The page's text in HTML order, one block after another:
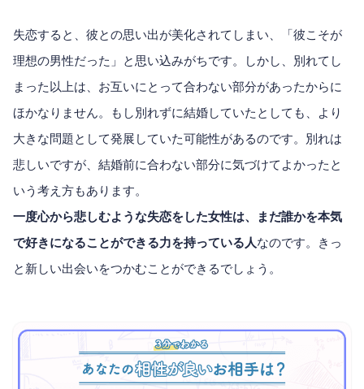
失恋すると、彼との思い出が美化されてしまい、「彼こそが
理想の男性だった」と思い込みがちです。しかし、別れてし
まった以上は、お互いにとって合わない部分があったからに
ほかなりません。もし別れずに結婚していたとしても、より
大きな問題として発展していた可能性があるのです。別れは
悲しいですが、結婚前に合わない部分に気づけてよかったと
いう考え方もあります。
一度心から悲しむような失恋をした女性は、まだ誰かを本気
で好きになることができる力を持っている人なのです。きっ
と新しい出会いをつかむことができるでしょう。